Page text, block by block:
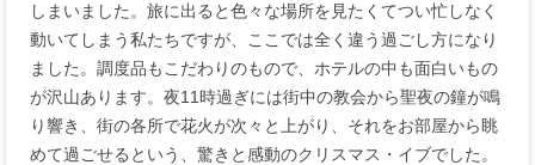
しまいました。旅に出ると色々な場所を見たくてつい忙しなく
動いてしまう私たちですが、ここでは全く違う過ごし方になり
ました。調度品もこだわりのもので、ホテルの中も面白いもの
が沢山あります。夜11時過ぎには街中の教会から聖夜の鐘が鳴
り響き、街の各所で花火が次々と上がり、それをお部屋から眺
めて過ごせるという、驚きと感動のクリスマス・イブでした。